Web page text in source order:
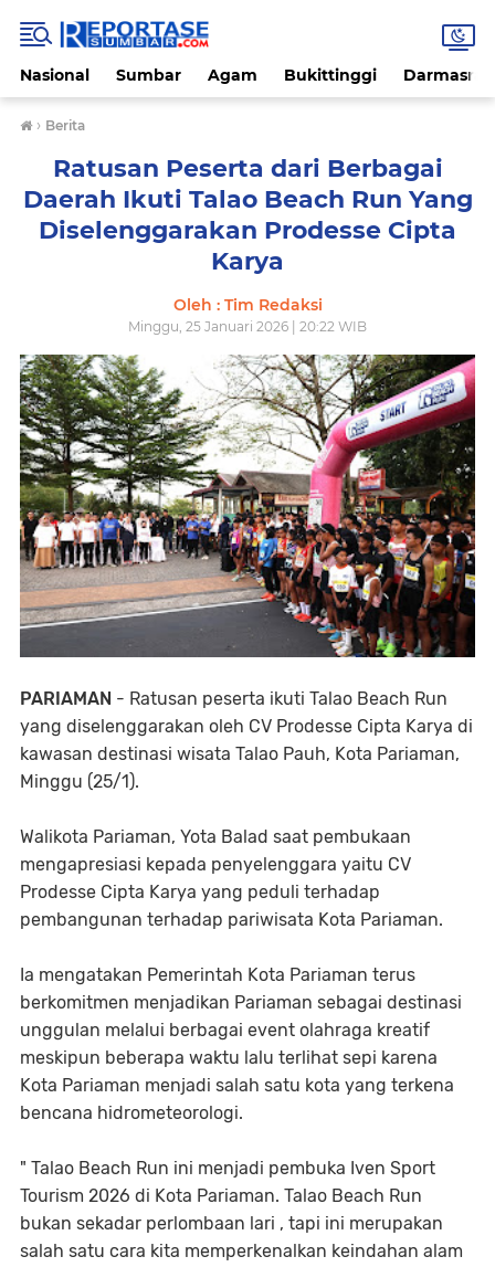
Nasional Sumbar Agam Bukittinggi
› Berita
Ratusan Peserta dari Berbagai
Daerah Ikuti Talao Beach Run Yang
Diselenggarakan Prodesse Cipta
Karya
Oleh : Tim Redaksi
Minggu, 25 Januari 2026 | 20:22 WIB
PARIAMAN - Ratusan peserta ikuti Talao Beach Run
yang diselenggarakan oleh CV Prodesse Cipta Karya di
kawasan destinasi wisata Talao Pauh, Kota Pariaman,
Minggu (25/1).
Walikota Pariaman, Yota Balad saat pembukaan
mengapresiasi kepada penyelenggara yaitu CV
Prodesse Cipta Karya yang peduli terhadap
pembangunan terhadap pariwisata Kota Pariaman.
Ia mengatakan Pemerintah Kota Pariaman terus
berkomitmen menjadikan Pariaman sebagai destinasi
unggulan melalui berbagai event olahraga kreatif
meskipun beberapa waktu lalu terlihat sepi karena
Kota Pariaman menjadi salah satu kota yang terkena
bencana hidrometeorologi.
" Talao Beach Run ini menjadi pembuka Iven Sport
Tourism 2026 di Kota Pariaman. Talao Beach Run
bukan sekadar perlombaan lari , tapi ini merupakan
salah satu cara kita memperkenalkan keindahan alam